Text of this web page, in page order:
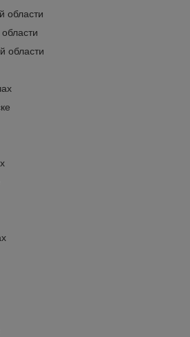
области
области